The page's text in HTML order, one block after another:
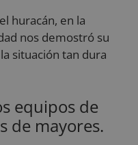
huracán, en la
nos demostró su
situación tan dura
equipos de
de mayores.